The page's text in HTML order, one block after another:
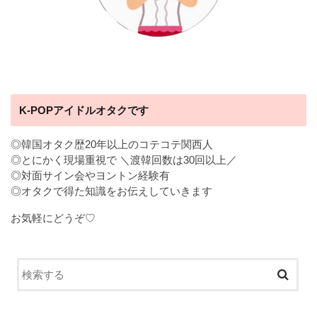
K-POPアイドルオタクです
◎韓国オタク歴20年以上のコテコテ関西人
◎とにかく現場重視で ＼渡韓回数は30回以上／
◎対面サイン会やヨントン経験有
◎オタクで得た知識をお伝えしていきます
お気軽にどうぞ♡